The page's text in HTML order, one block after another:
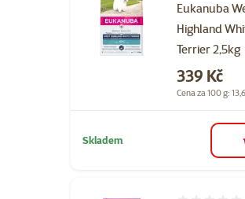
Eukanuba
Highland
Terrier 2,5kg
Cena
339 Kč
Cena za 100 g:
Skladem